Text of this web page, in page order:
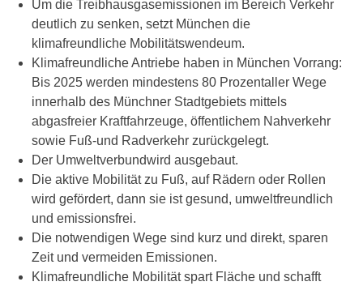
Um die Treibhausgasemissionen im Bereich Verkehr
deutlich zu senken, setzt München die
klimafreundliche Mobilitätswendeum.
Klimafreundliche Antriebe haben in München Vorrang:
Bis 2025 werden mindestens 80 Prozentaller Wege
innerhalb des Münchner Stadtgebiets mittels
abgasfreier Kraftfahrzeuge, öffentlichem Nahverkehr
sowie Fuß-und Radverkehr zurückgelegt.
Der Umweltverbundwird ausgebaut.
Die aktive Mobilität zu Fuß, auf Rädern oder Rollen
wird gefördert, dann sie ist gesund, umweltfreundlich
und emissionsfrei.
Die notwendigen Wege sind kurz und direkt, sparen
Zeit und vermeiden Emissionen.
Klimafreundliche Mobilität spart Fläche und schafft